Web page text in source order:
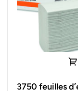
3750 feuilles